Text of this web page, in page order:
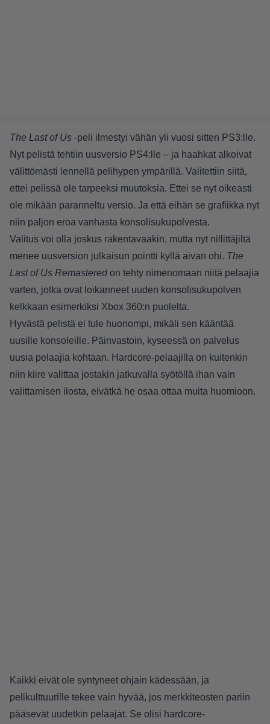
The Last of Us -peli ilmestyi vähän yli vuosi sitten PS3:lle.
Nyt pelistä tehtiin uusversio PS4:lle – ja haahkat alkoivat
välittömästi lennellä pelihypen ympärillä. Valitettiin siitä,
ettei pelissä ole tarpeeksi muutoksia. Ettei se nyt oikeasti
ole mikään paranneltu versio. Ja että eihän se grafiikka nyt
niin paljon eroa vanhasta konsolisukupolvesta.
Valitus voi olla joskus rakentavaakin, mutta nyt nillittäjiltä
menee uusversion julkaisun pointti kyllä aivan ohi. The
Last of Us Remastered on tehty nimenomaan niitä pelaajia
varten, jotka ovat loikanneet uuden konsolisukupolven
kelkkaan esimerkiksi Xbox 360:n puolelta.
Hyvästä pelistä ei tule huonompi, mikäli sen kääntää
uusille konsoleille. Päinvastoin, kyseessä on palvelus
uusia pelaajia kohtaan. Hardcore-pelaajilla on kuitenkin
niin kiire valittaa jostakin jatkuvalla syötöllä ihan vain
valittamisen ilosta, eivätkä he osaa ottaa muita huomioon.
Kaikki eivät ole syntyneet ohjain kädessään, ja
pelikulttuurille tekee vain hyvää, jos merkkiteosten pariin
pääsevät uudetkin pelaajat. Se olisi hardcore-